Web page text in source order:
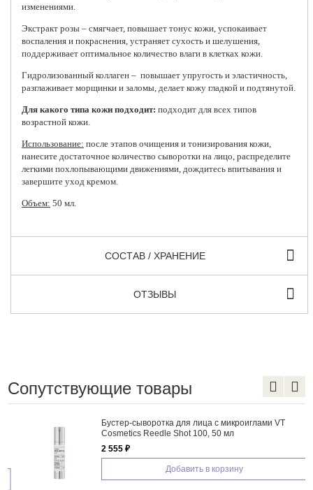
изменениями.
Экстракт розы – смягчает, повышает тонус кожи, успокаивает
воспаления и покраснения, устраняет сухость и шелушения,
поддерживает оптимальное количество влаги в клетках кожи.
Гидролизованный коллаген – повышает упругость и эластичность,
разглаживает морщинки и заломы, делает кожу гладкой и подтянутой.
Для какого типа кожи подходит: подходит для всех типов
возрастной кожи.
Использование: после этапов очищения и тонизирования кожи,
нанесите достаточное количество сыворотки на лицо, распределите
легкими похлопывающими движениями, дождитесь впитывания и
завершите уход кремом.
Объем: 50 мл.
СОСТАВ / ХРАНЕНИЕ
ОТЗЫВЫ
Сопутствующие товары
Бустер-сыворотка для лица с микроиглами VT
Cosmetics Reedle Shot 100, 50 мл
2 555 ₽
Добавить в корзину